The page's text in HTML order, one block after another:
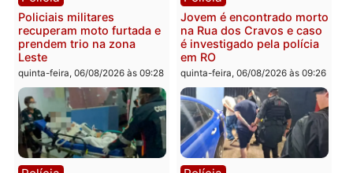
Homem é encontrado
morto em residência no
bairro Colina Park em RO
sexta-feira, 07/08/2026 às 09:30
Polícia Militar apreende
explosivos e
durante patrulhamento
fluvial no Rio Madeira em
Porto Velho
sexta-feira, 07/08/2026 às